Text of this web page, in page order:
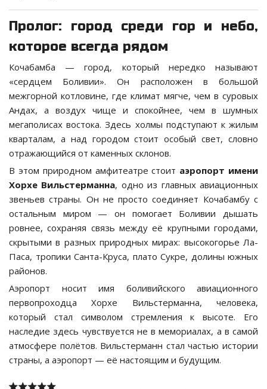
Пролог: город среди гор и небо,
которое всегда рядом
Кочабамба — город, который нередко называют
«сердцем Боливии». Он расположен в большой
межгорной котловине, где климат мягче, чем в суровых
Андах, а воздух чище и спокойнее, чем в шумных
мегаполисах востока. Здесь холмы подступают к жилым
кварталам, а над городом стоит особый свет, словно
отражающийся от каменных склонов.
В этом природном амфитеатре стоит аэропорт имени
Хорхе Вильстерманна, одно из главных авиационных
звеньев страны. Он не просто соединяет Кочабамбу с
остальным миром — он помогает Боливии дышать
ровнее, сохраняя связь между её крупными городами,
скрытыми в разных природных мирах: высокогорье Ла-
Паса, тропики Санта-Круса, плато Сукре, долины южных
районов.
Аэропорт носит имя боливийского авиационного
первопроходца Хорхе Вильстерманна, человека,
который стал символом стремления к высоте. Его
наследие здесь чувствуется не в мемориалах, а в самой
атмосфере полётов. Вильстерманн стал частью истории
страны, а аэропорт — её настоящим и будущим.